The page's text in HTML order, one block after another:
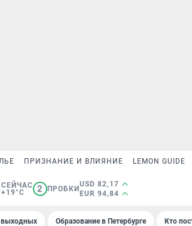
ПРИЗНАНИЕ И ВЛИЯНИЕ LEMON GUIDE
СЕЙЧАС
+19°C
2 ПРОБКИ
USD 82,17
EUR 94,84
выходных Образование в Петербурге Кто